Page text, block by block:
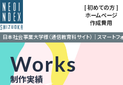
[ 初めての方 ]
ホームページ
作成費用
Works
制作実績